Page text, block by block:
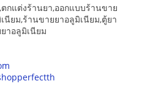
กแต่งร้านยา,ออกแบบร้านขาย
นียม,ร้านขายยาอลูมิเนียม,ตู้ยา
าอลูมิเนียม